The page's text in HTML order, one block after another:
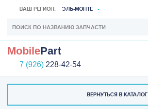
ВАШ РЕГИОН: ЭЛЬ-МОНТЕ
MobilePart
7 (926) 228-42-54
ВЕРНУТЬСЯ В КАТАЛОГ